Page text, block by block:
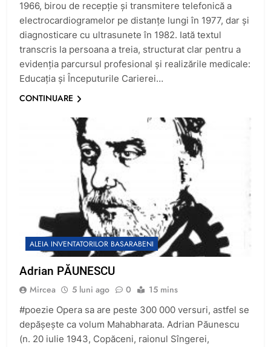
1966, birou de recepție și transmitere telefonică a
electrocardiogramelor pe distanțe lungi în 1977, dar și
diagnosticare cu ultrasunete în 1982. Iată textul
transcris la persoana a treia, structurat clar pentru a
evidenția parcursul profesional și realizările medicale:
Educația și Începuturile Carierei…
CONTINUARE
ALEIA INVENTATORILOR BASARABENI
Adrian PĂUNESCU
Mircea 5 luni ago 0 15 mins
#poezie Opera sa are peste 300 000 versuri, astfel se
depășește ca volum Mahabharata. Adrian Păunescu
(n. 20 iulie 1943, Copăceni, raionul Sîngerei,